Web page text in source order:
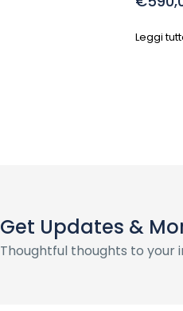
Leggi
Get Updates &
Thoughtful thoughts to your